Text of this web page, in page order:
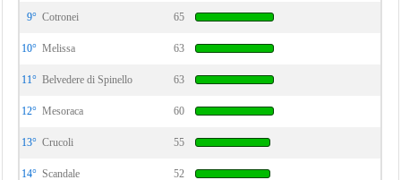
9° Cotronei 65
10° Melissa 63
11° Belvedere di Spinello 63
12° Mesoraca 60
13° Crucoli 55
14° Scandale 52